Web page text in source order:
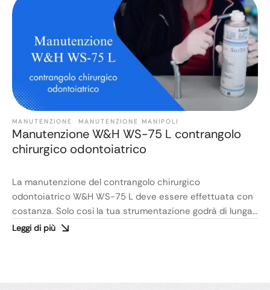
MANUTENZIONE MANUTENZIONE MANIPOLI
Manutenzione W&H WS-75 L contrangolo
chirurgico odontoiatrico
La manutenzione del contrangolo chirurgico
odontoiatrico W&H WS-75 L deve essere effettuata con
costanza. Solo così la tua strumentazione godrà di lunga
vita. Ecco qui un video in cui Matilda ti insegnerà come
Leggi di più